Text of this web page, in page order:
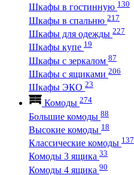
Шкафы в гостинную 130
Шкафы в спальню 217
Шкафы для одежды 227
Шкафы купе 19
Шкафы с зеркалом 87
Шкафы с ящиками 206
Шкафы ЭКО 23
Комоды 274
Большие комоды 88
Высокие комоды 18
Классические комоды 137
Комоды 3 ящика 33
Комоды 4 ящика 90